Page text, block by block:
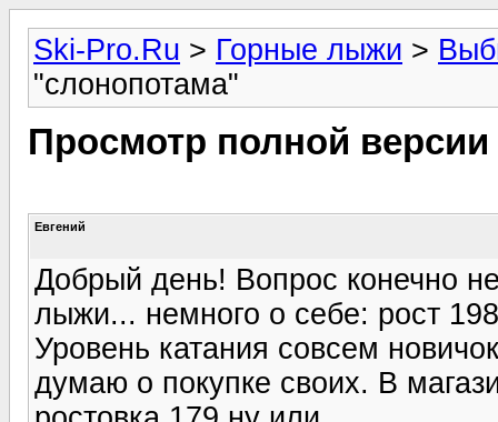
Ski-Pro.Ru > Горные лыжи >
"слонопотама"
Просмотр полной
Евгений
Добрый день! Вопрос конечно
лыжи... немного о себе: рост
Уровень катания совсем
думаю о покупке своих. В